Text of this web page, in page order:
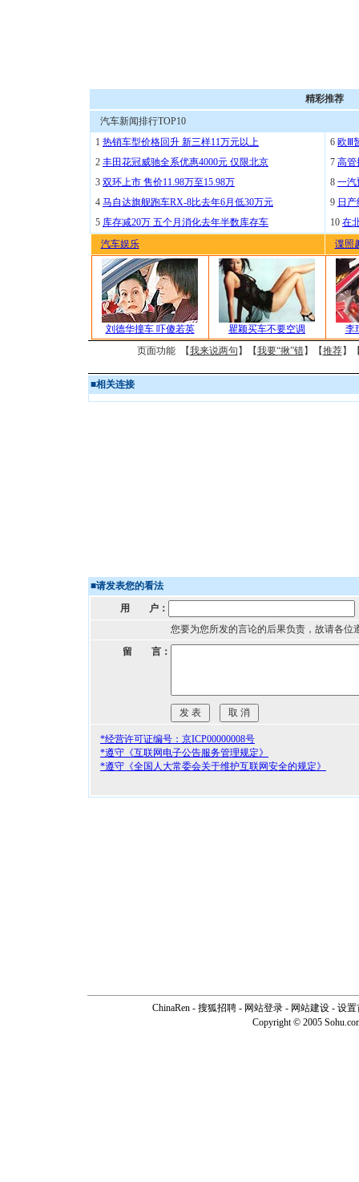
精彩推荐
汽车新闻排行TOP10
1 热销车型价格回升 新三样11万元以上
2 丰田花冠威驰全系优惠4000元 仅限北京
3 双环上市 售价11.98万至15.98万
4 马自达旗舰跑车RX-8比去年6月低30万元
5 库存减20万 五个月消化去年半数库存车
6 欧Ⅲ
7 高管
8 一汽
9 日
10 在
汽车娱乐
谍照
刘德华撞车 吓傻若英 瞿颖买车不要空调
李
页面功能 【我来说两句 】【我要“揪”错】【推荐】
■相关连接
■请发表您的看法
用 户：
您要为您所发的言论的后果负责，故请各位
留 言：
*经营许可证编号：京ICP00000008号
*遵守《互联网电子公告服务管理规定》
*遵守《全国人大常委会关于维护互联网安全的规定》
ChinaRen - 搜狐招聘 - 网站登录 - 网站建设 - 设置
Copyright © 2005